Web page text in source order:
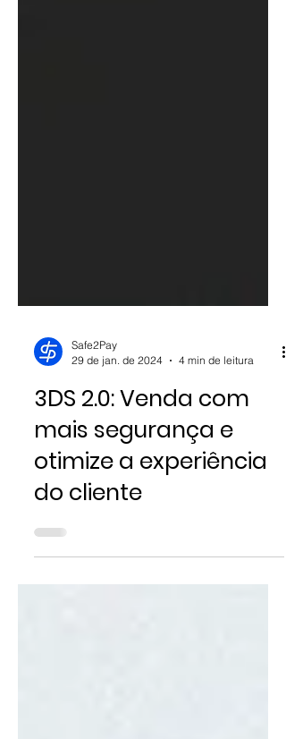
29 de jan. de 2024
4 min de leitura
3DS 2.0: Venda com
mais segurança e
otimize a experiência
do cliente